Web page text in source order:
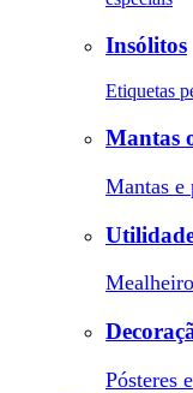
Insólitos
Etiquetas
Mantas
Mantas e
Pósteres